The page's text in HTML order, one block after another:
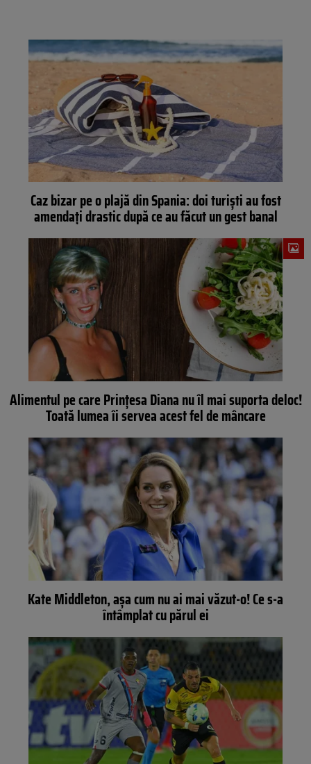
Caz bizar pe o plajă din Spania: doi turiști au fost
amendați drastic după ce au făcut un gest banal
Alimentul pe care Prințesa Diana nu îl mai suporta deloc!
Toată lumea îi servea acest fel de mâncare
Kate Middleton, așa cum nu ai mai văzut-o! Ce s-a
întâmplat cu părul ei